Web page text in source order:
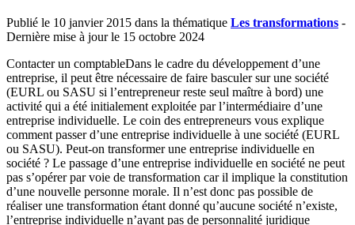
Publié le 10 janvier 2015 dans la thématique Les transformations -
Dernière mise à jour le 15 octobre 2024
Contacter un comptableDans le cadre du développement d’une
entreprise, il peut être nécessaire de faire basculer sur une société
(EURL ou SASU si l’entrepreneur reste seul maître à bord) une
activité qui a été initialement exploitée par l’intermédiaire d’une
entreprise individuelle. Le coin des entrepreneurs vous explique
comment passer d’une entreprise individuelle à une société (EURL
ou SASU). Peut-on transformer une entreprise individuelle en
société ? Le passage d’une entreprise individuelle en société ne peut
pas s’opérer par voie de transformation car il implique la constitution
d’une nouvelle personne morale. Il n’est donc pas possible de
réaliser une transformation étant donné qu’aucune société n’existe,
l’entreprise individuelle n’ayant pas de personnalité juridique